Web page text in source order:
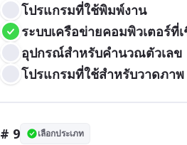
โปรแกรมที่ใช้พิมพ์งาน
ระบบเครือข่ายคอมพิวเตอร์ที่
อุปกรณ์สำหรับคำนวณตัวเลข
โปรแกรมที่ใช้สำหรับวาดภาพ
# 9 เลือกประเภท